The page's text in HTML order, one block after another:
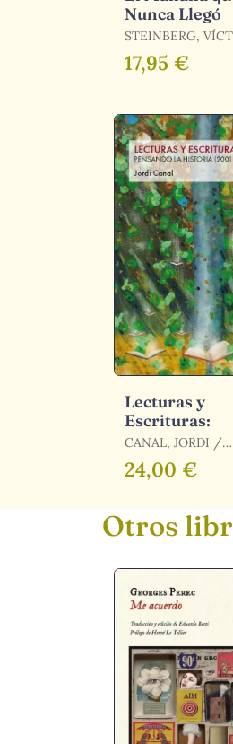
Nunca Llegó
STEINBERG,
17,95 €
Lecturas y
Escrituras:
CANAL, JORDI /
CANAL, JORID
24,00 €
Otros